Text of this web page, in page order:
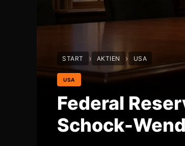
START › AKTIEN › USA
USA
Federal
Schock-